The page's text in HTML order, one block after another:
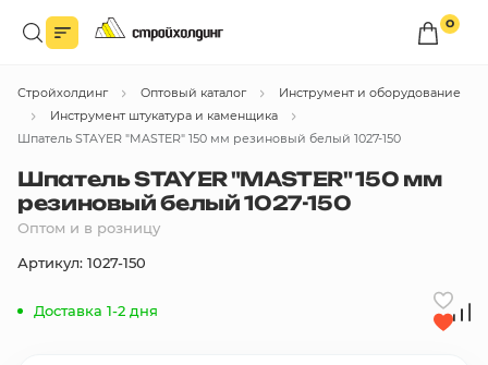
0
Войдите в личный кабинет
Вы сможете оформлять заказыпо оптовым ценам.
Каталог товаров
Стройхолдинг Оптовый каталог
Инструмент и оборудование
Инструмент штукатура и каменщика
Шпатель STAYER "MASTER" 150 мм резиновый белый 1027-150
Шпатель STAYER "MASTER" 150 мм
резиновый белый 1027-150
Оптом и в розницу
Артикул: 1027-150
Доставка 1-2 дня